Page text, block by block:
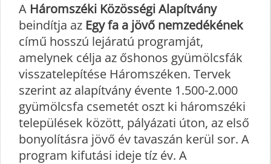
A Háromszéki Közösségi Alapítvány
beindítja az Egy fa a jövő nemzedékének
című hosszú lejáratú programját,
amelynek célja az őshonos gyümölcsfák
visszatelepítése Háromszéken. Tervek
szerint az alapítvány évente 1.500-2.000
gyümölcsfa csemetét oszt ki háromszéki
települések között, pályázati úton, az első
bonyolításra jövő év tavaszán kerül sor. A
program kifutási ideje tíz év. A